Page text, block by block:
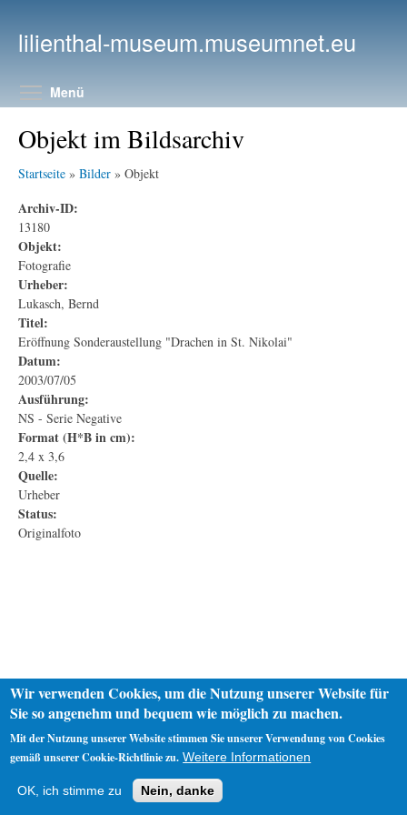
lilienthal-museum.museumnet.eu
Menü
Objekt im Bildsarchiv
Startseite » Bilder » Objekt
Archiv-ID:
13180
Objekt:
Fotografie
Urheber:
Lukasch, Bernd
Titel:
Eröffnung Sonderaustellung "Drachen in St. Nikolai"
Datum:
2003/07/05
Ausführung:
NS - Serie Negative
Format (H*B in cm):
2,4 x 3,6
Quelle:
Urheber
Status:
Originalfoto
Impressum
Wir verwenden Cookies, um die Nutzung unserer Website für
Sie so angenehm und bequem wie möglich zu machen.
Mit der Nutzung unserer Website stimmen Sie unserer Verwendung von Cookies
gemäß unserer Cookie-Richtlinie zu. Weitere Informationen
OK, ich stimme zu Nein, danke